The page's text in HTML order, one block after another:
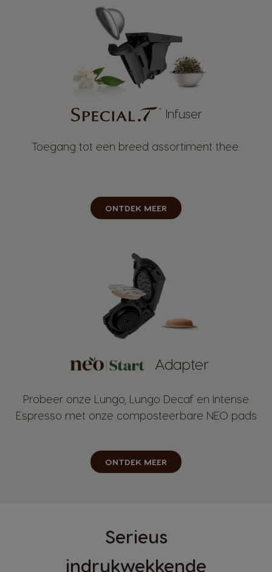
Infuser
Toegang tot een breed assortiment thee.
ONTDEK MEER
Adapter
Probeer onze Lungo, Lungo Decaf en Intense
Espresso met onze composteerbare NEO pads
ONTDEK MEER
Serieus
indrukwekkende